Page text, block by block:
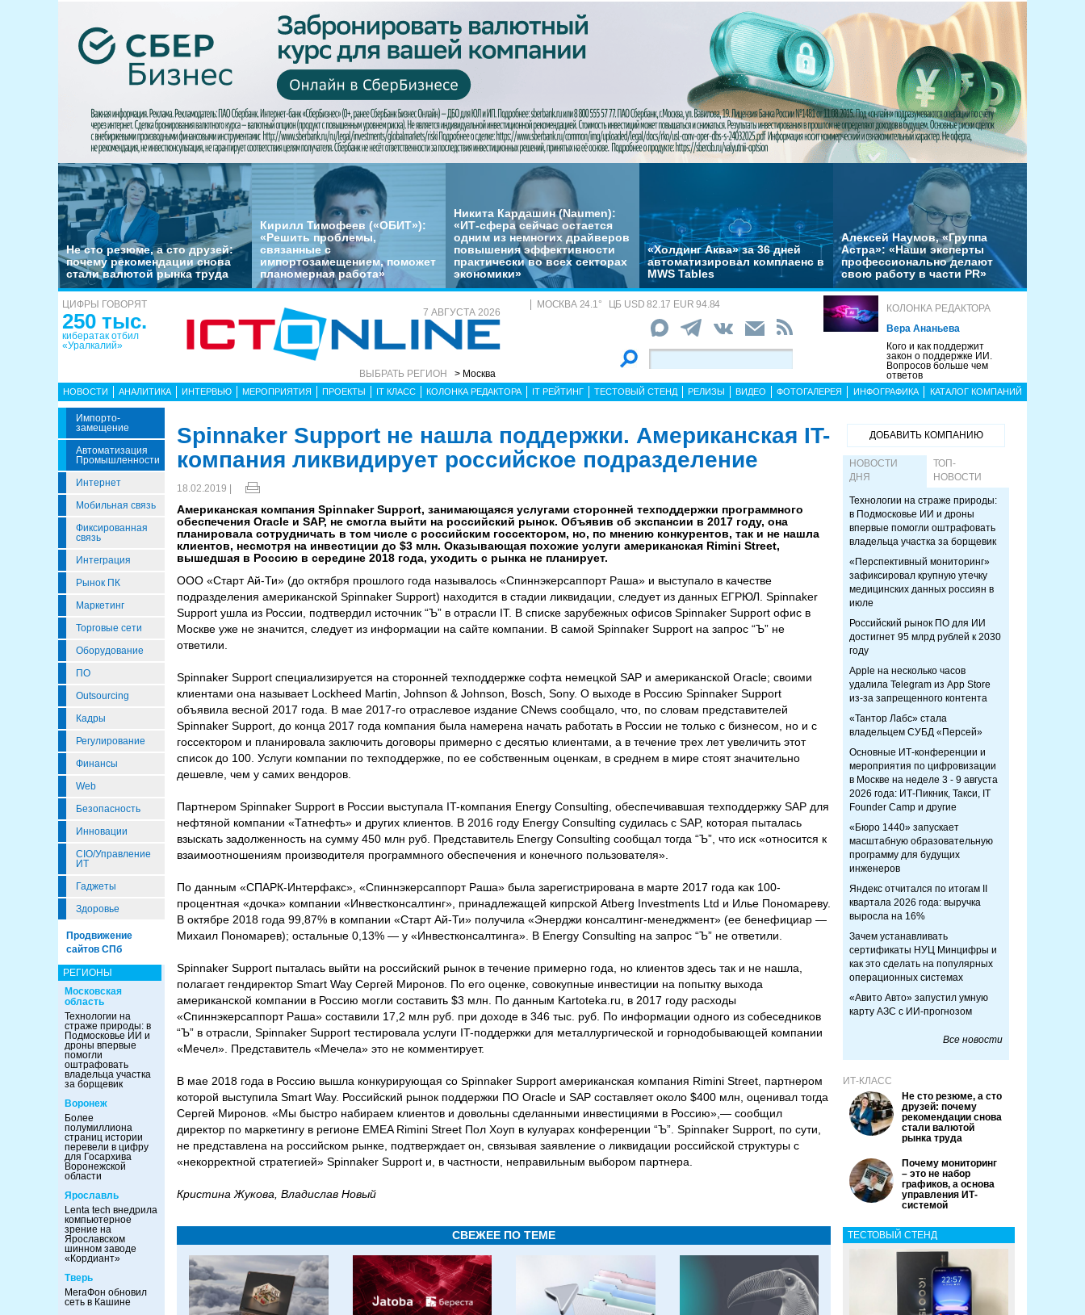
Не сто резюме, а сто друзей:
почему рекомендации снова
стали валютой рынка труда
Кирилл Тимофеев («ОБИТ»):
«Решить проблемы,
связанные с
импортозамещением, поможет
планомерная работа»
Никита Кардашин (Naumen):
«ИТ-сфера сейчас остается
одним из немногих драйверов
повышения эффективности
практически во всех секторах
экономики»
«Холдинг Аква» за 36 дней
автоматизировал комплаенс в
MWS Tables
Алексей Наумов, «Группа
Астра»: «Наши эксперты
профессионально делают
свою работу в части PR»
ЦИФРЫ ГОВОРЯТ
250 тыс.
кибератак отбил
«Уралкалий»
7 АВГУСТА 2026
ВЫБРАТЬ РЕГИОН > Москва
МОСКВА 24.1° ЦБ USD 82.17 EUR 94.84
КОЛОНКА РЕДАКТОРА
Вера Ананьева
Кого и как поддержит
закон о поддержке ИИ.
Вопросов больше чем
ответов
НОВОСТИ АНАЛИТИКА ИНТЕРВЬЮ МЕРОПРИЯТИЯ ПРОЕКТЫ IT КЛАСС КОЛОНКА РЕДАКТОРА IT РЕЙТИНГ ТЕСТОВЫЙ СТЕНД РЕЛИЗЫ ВИДЕО ФОТОГАЛЕРЕЯ ИНФОГРАФИКА КАТАЛОГ КОМПАНИЙ
Импорто­
Замещение
Автоматизация
Промышленности
Интернет
Мобильная связь
Фиксированная
связь
Интеграция
Рынок ПК
Маркетинг
Торговые сети
Оборудование
ПО
Outsourcing
Кадры
Регулирование
Финансы
Web
Безопасность
Инновации
CIO/Управление
ИТ
Гаджеты
Здоровье
Продвижение
сайтов СПб
РЕГИОНЫ
Московская
область
Технологии на
страже природы: в
Подмосковье ИИ и
дроны впервые
помогли
оштрафовать
владельца участка
за борщевик
Воронеж
Более
полумиллиона
страниц истории
перевели в цифру
для Госархива
Воронежской
области
Ярославль
Lenta tech внедрила
компьютерное
зрение на
Ярославском
шинном заводе
«Кордиант»
Тверь
МегаФон обновил
сеть в Кашине
Spinnaker Support не нашла поддержки. Американская IT-
компания ликвидирует российское подразделение
18.02.2019 |
Американская компания Spinnaker Support, занимающаяся услугами сторонней техподдержки программного
обеспечения Oracle и SAP, не смогла выйти на российский рынок. Объявив об экспансии в 2017 году, она
планировала сотрудничать в том числе с российским госсектором, но, по мнению конкурентов, так и не нашла
клиентов, несмотря на инвестиции до $3 млн. Оказывающая похожие услуги американская Rimini Street,
вышедшая в Россию в середине 2018 года, уходить с рынка не планирует.
ООО «Старт Ай-Ти» (до октября прошлого года называлось «Спиннэкерсаппорт Раша» и выступало в качестве
подразделения американской Spinnaker Support) находится в стадии ликвидации, следует из данных ЕГРЮЛ. Spinnaker
Support ушла из России, подтвердил источник “Ъ” в отрасли IT. В списке зарубежных офисов Spinnaker Support офис в
Москве уже не значится, следует из информации на сайте компании. В самой Spinnaker Support на запрос “Ъ” не
ответили.
Spinnaker Support специализируется на сторонней техподдержке софта немецкой SAP и американской Oracle; своими
клиентами она называет Lockheed Martin, Johnson & Johnson, Bosch, Sony. О выходе в Россию Spinnaker Support
объявила весной 2017 года. В мае 2017-го отраслевое издание CNews сообщало, что, по словам представителей
Spinnaker Support, до конца 2017 года компания была намерена начать работать в России не только с бизнесом, но и с
госсектором и планировала заключить договоры примерно с десятью клиентами, а в течение трех лет увеличить этот
список до 100. Услуги компании по техподдержке, по ее собственным оценкам, в среднем в мире стоят значительно
дешевле, чем у самих вендоров.
Партнером Spinnaker Support в России выступала IT-компания Energy Consulting, обеспечивавшая техподдержку SAP для
нефтяной компании «Татнефть» и других клиентов. В 2016 году Energy Consulting судилась с SAP, которая пыталась
взыскать задолженность на сумму 450 млн руб. Представитель Energy Consulting сообщал тогда “Ъ”, что иск «относится к
взаимоотношениям производителя программного обеспечения и конечного пользователя».
По данным «СПАРК-Интерфакс», «Спиннэкерсаппорт Раша» была зарегистрирована в марте 2017 года как 100-
процентная «дочка» компании «Инвестконсалтинг», принадлежащей кипрской Atberg Investments Ltd и Илье Пономареву.
В октябре 2018 года 99,87% в компании «Старт Ай-Ти» получила «Энерджи консалтинг-менеджмент» (ее бенефициар —
Михаил Пономарев); остальные 0,13% — у «Инвестконсалтинга». В Energy Consulting на запрос “Ъ” не ответили.
Spinnaker Support пыталась выйти на российский рынок в течение примерно года, но клиентов здесь так и не нашла,
полагает гендиректор Smart Way Сергей Миронов. По его оценке, совокупные инвестиции на попытку выхода
американской компании в Россию могли составить $3 млн. По данным Kartoteka.ru, в 2017 году расходы
«Спиннэкерсаппорт Раша» составили 17,2 млн руб. при доходе в 346 тыс. руб. По информации одного из собеседников
“Ъ” в отрасли, Spinnaker Support тестировала услуги IT-поддержки для металлургической и горнодобывающей компании
«Мечел». Представитель «Мечела» это не комментирует.
В мае 2018 года в Россию вышла конкурирующая со Spinnaker Support американская компания Rimini Street, партнером
которой выступила Smart Way. Российский рынок поддержки ПО Oracle и SAP составляет около $400 млн, оценивал тогда
Сергей Миронов. «Мы быстро набираем клиентов и довольны сделанными инвестициями в Россию»,— сообщил
директор по маркетингу в регионе EMEA Rimini Street Пол Хоуп в кулуарах конференции “Ъ”. Spinnaker Support, по сути,
не представлена на российском рынке, подтверждает он, связывая заявление о ликвидации российской структуры с
«некорректной стратегией» Spinnaker Support и, в частности, неправильным выбором партнера.
Кристина Жукова, Владислав Новый
СВЕЖЕЕ ПО ТЕМЕ
ДОБАВИТЬ КОМПАНИЮ
НОВОСТИ
ДНЯ
ТОП-
НОВОСТИ
Технологии на страже природы:
в Подмосковье ИИ и дроны
впервые помогли оштрафовать
владельца участка за борщевик
«Перспективный мониторинг»
зафиксировал крупную утечку
медицинских данных россиян в
июле
Российский рынок ПО для ИИ
достигнет 95 млрд рублей к 2030
году
Apple на несколько часов
удалила Telegram из App Store
из-за запрещенного контента
«Тантор Лабс» стала
владельцем СУБД «Персей»
Основные ИТ-конференции и
мероприятия по цифровизации
в Москве на неделе 3 - 9 августа
2026 года: ИТ-Пикник, Такси, IT
Founder Camp и другие
«Бюро 1440» запускает
масштабную образовательную
программу для будущих
инженеров
Яндекс отчитался по итогам II
квартала 2026 года: выручка
выросла на 16%
Зачем устанавливать
сертификаты НУЦ Минцифры и
как это сделать на популярных
операционных системах
«Авито Авто» запустил умную
карту АЗС с ИИ-прогнозом
Все новости
ИТ-КЛАСС
Не сто резюме, а сто
друзей: почему
рекомендации снова
стали валютой
рынка труда
Почему мониторинг
– это не набор
графиков, а основа
управления ИТ-
системой
ТЕСТОВЫЙ СТЕНД